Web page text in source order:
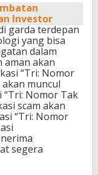
Investor
garda terdepan
yang bisa
dalam
aman akan
“Tri: Nomor
muncul
Nomor Tak
scam akan
“Tri: Nomor
segera